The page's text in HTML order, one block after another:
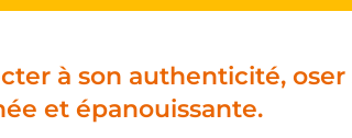
à son authenticité, oser
et épanouissante.